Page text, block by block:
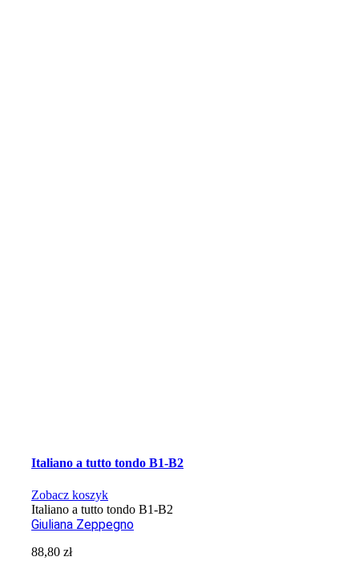
Italiano a tutto tondo B1-B2
Zobacz koszyk
Italiano a tutto tondo B1-B2
Giuliana Zeppegno
88,80zł